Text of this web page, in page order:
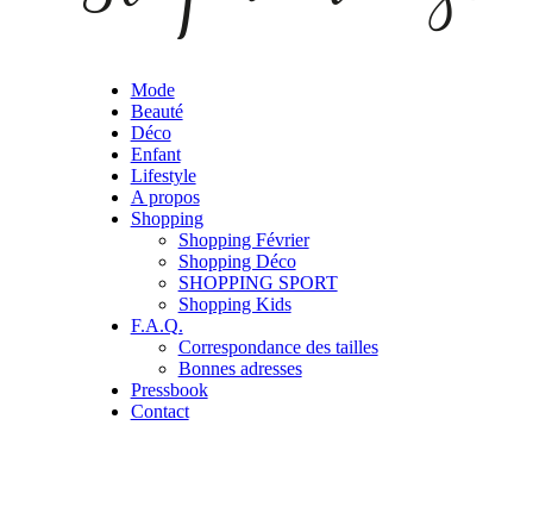
Mode
Beauté
Déco
Enfant
Lifestyle
A propos
Shopping
Shopping Février
Shopping Déco
SHOPPING SPORT
Shopping Kids
F.A.Q.
Correspondance des tailles
Bonnes adresses
Pressbook
Contact